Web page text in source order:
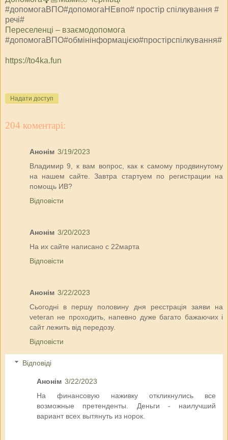
#допомогаВПО#допомогаНЕвпо# простір спілкування #
речі#
⁨Переселенці – взаємодопомога⁩
#допомогаВПО#обмінінформацією#простірспілкування#
https://to4ka.fun
Надати доступ
204 коментарі:
Анонім 3/19/2023
Владимир 9, к вам вопрос, как к самому продвинутому
на нашем сайте. Завтра стартуем по регистрации на
помощь ИВ?
Відповісти
Анонім 3/20/2023
На их сайте написано с 22марта
Відповісти
Анонім 3/22/2023
Сьогодні в першу половину дня реєстрація заяви на
veteran не проходить, напевно дуже багато бажаючих і
сайт лежить від передозу.
Відповісти
Відповіді
Анонім 3/22/2023
На финансовую наживку откликнулись все
возможные претенденты. Деньги - наилучший
вариант всех вытянуть из норок.